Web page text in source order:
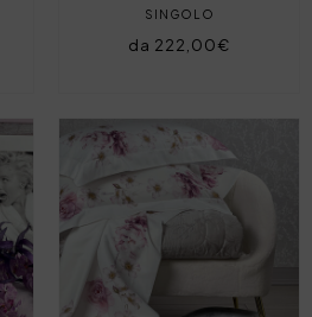
SINGOLO
da 222,00€